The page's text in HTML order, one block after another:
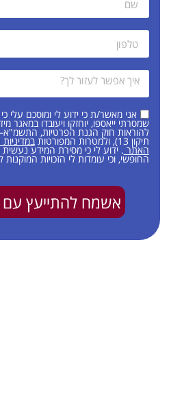
אני מאשר/ת כי ידוע לי ומוסכם עלי
שמסרתי ייאספו, יוחזקו ויעובדו במאגר
תיקון 13), ולמטרות המפורטות
האתר . ידוע לי כי מסירת המידע נעשית
החופשי, וכי עומדות לי הזכויות המוקנות
אשמח להתייעץ עם